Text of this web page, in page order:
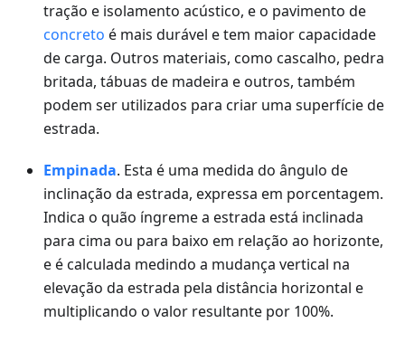
tração e isolamento acústico, e o pavimento de
concreto é mais durável e tem maior capacidade
de carga. Outros materiais, como cascalho, pedra
britada, tábuas de madeira e outros, também
podem ser utilizados para criar uma superfície de
estrada.
Empinada. Esta é uma medida do ângulo de
inclinação da estrada, expressa em porcentagem.
Indica o quão íngreme a estrada está inclinada
para cima ou para baixo em relação ao horizonte,
e é calculada medindo a mudança vertical na
elevação da estrada pela distância horizontal e
multiplicando o valor resultante por 100%.